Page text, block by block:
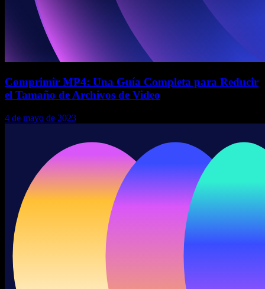
Comprimir MP4: Una Guía Completa para Reducir
el Tamaño de Archivos de Video
4 de mayo de 2023